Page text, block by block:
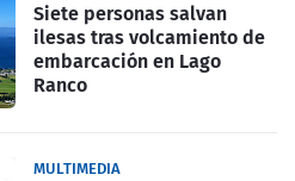
Siete personas salvan
ilesas tras volcamiento de
embarcación en Lago
Ranco
MULTIMEDIA